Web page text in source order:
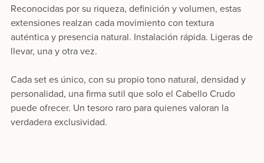
Reconocidas por su riqueza, definición y volumen, estas
extensiones realzan cada movimiento con textura
auténtica y presencia natural. Instalación rápida. Ligeras de
llevar, una y otra vez.
Cada set es único, con su propio tono natural, densidad y
personalidad, una firma sutil que solo el Cabello Crudo
puede ofrecer. Un tesoro raro para quienes valoran la
verdadera exclusividad.